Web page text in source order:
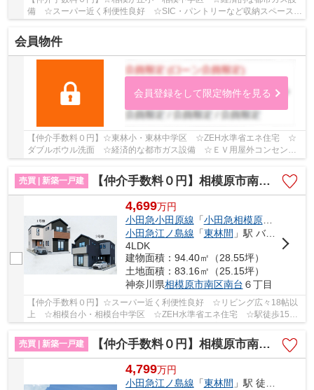
備 ☆スーパー近く利便性良好 ☆SIC・パントリーなど収納スペース豊
富 ☆開放的な2階リビング ☆リビングイン階段 ☆...
会員物件
会員登録をして限定物件を見る
【仲介手数料０円】☆東林小・東林中学区 ☆ZEH水準省エネ住宅 ☆
ダブルボウル洗面 ☆経済的な都市ガス設備 ☆ＥＶ用屋外コンセン
ト・宅配ボックス付き ☆カースペース2台駐車可能 ☆ロ...
売買 | 新築一戸建
【仲介手数料０円】相模原市南区南台5期 新築一戸建て 全2棟
4,699万円
小田急小田原線 「小田急相模原」駅 徒歩
小田急江ノ島線 「東林間 」駅 バス9分 「相模台まちづくりセンター前」 停歩6分
4LDK
建物面積：94.40㎡（28.55坪）
土地面積：83.16㎡（25.15坪）
神奈川県相模原市南区南台 ６丁目
【仲介手数料０円】☆スーパー近く利便性良好 ☆リビング広々18帖以
上 ☆相模台小・相模台中学区 ☆ZEH水準省エネ住宅 ☆駅徒歩15分
の立地 ☆経済的な都市ガス設備 ☆全居室収納完備♪ ...
売買 | 新築一戸建
【仲介手数料０円】相模原市南区上鶴間12期 新築一戸建て
4,799万円
小田急江ノ島線 「東林間 」駅 徒歩10分